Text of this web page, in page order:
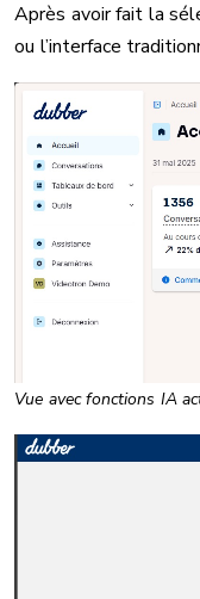
Après avoir fait la
ou l’interface
Vue avec fonctions IA